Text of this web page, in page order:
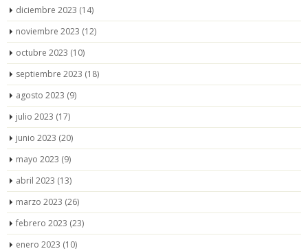
diciembre 2023 (14)
noviembre 2023 (12)
octubre 2023 (10)
septiembre 2023 (18)
agosto 2023 (9)
julio 2023 (17)
junio 2023 (20)
mayo 2023 (9)
abril 2023 (13)
marzo 2023 (26)
febrero 2023 (23)
enero 2023 (10)